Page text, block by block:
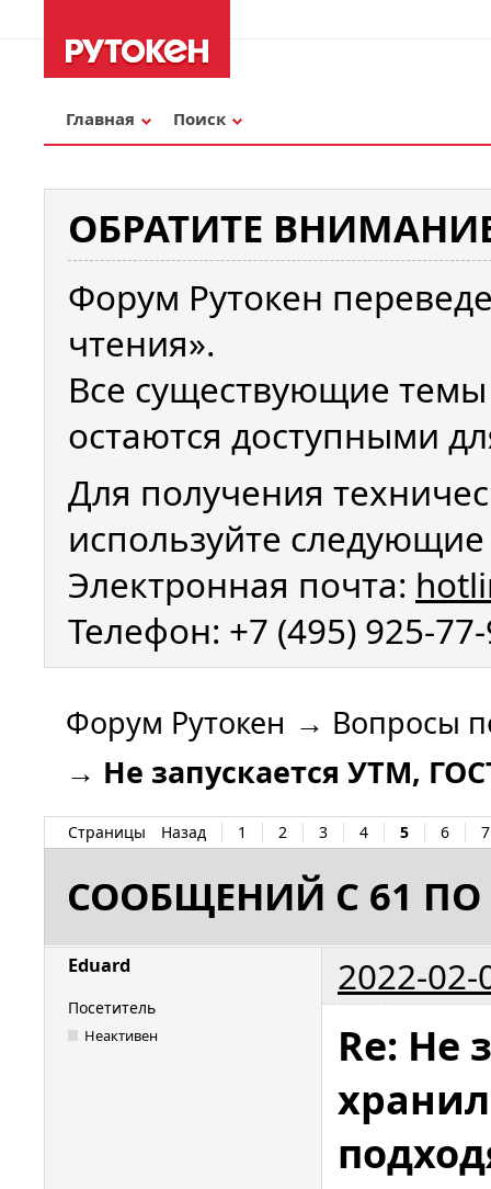
Главная Поиск
ОБРАТИТЕ
Форум Рутокен
чтения».
Все существующие
остаются доступными
Для получения
используйте
Электронная почта:
Телефон: +7 (495) 925-
Форум Рутокен → Вопросы
→ Не запускается УТМ,
Страницы Назад 1 2 3 4 5 6 7
СООБЩЕНИЙ С 61 ПО
Eduard 2022-02-
Посетитель
Неактивен
Re: Не